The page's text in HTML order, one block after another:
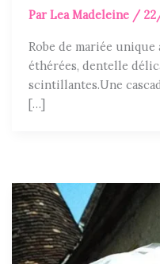
ParLea Madeleine /
Robe de mariée
éthérées, dentelle
scintillantes.Une
[…]